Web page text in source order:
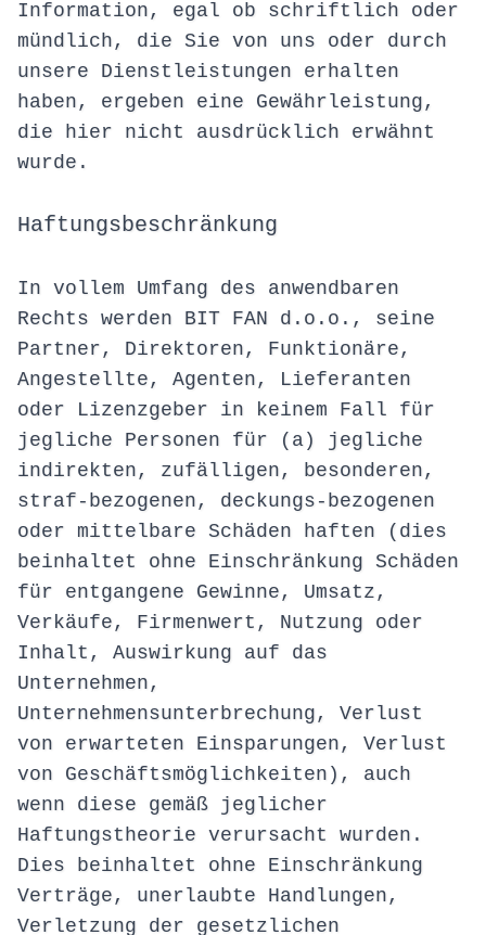
Information, egal ob schriftlich oder
mündlich, die Sie von uns oder durch
unsere Dienstleistungen erhalten
haben, ergeben eine Gewährleistung,
die hier nicht ausdrücklich erwähnt
wurde.
Haftungsbeschränkung
In vollem Umfang des anwendbaren
Rechts werden BIT FAN d.o.o., seine
Partner, Direktoren, Funktionäre,
Angestellte, Agenten, Lieferanten
oder Lizenzgeber in keinem Fall für
jegliche Personen für (a) jegliche
indirekten, zufälligen, besonderen,
straf-bezogenen, deckungs-bezogenen
oder mittelbare Schäden haften (dies
beinhaltet ohne Einschränkung Schäden
für entgangene Gewinne, Umsatz,
Verkäufe, Firmenwert, Nutzung oder
Inhalt, Auswirkung auf das
Unternehmen,
Unternehmensunterbrechung, Verlust
von erwarteten Einsparungen, Verlust
von Geschäftsmöglichkeiten), auch
wenn diese gemäß jeglicher
Haftungstheorie verursacht wurden.
Dies beinhaltet ohne Einschränkung
Verträge, unerlaubte Handlungen,
Verletzung der gesetzlichen